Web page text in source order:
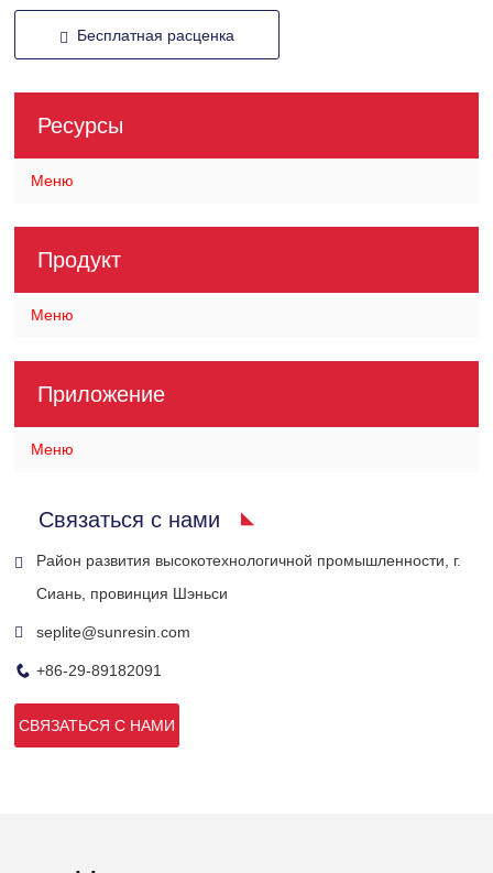
Бесплатная расценка
Ресурсы
Меню
Продукт
Меню
Приложение
Меню
Связаться с нами
Район развития высокотехнологичной промышленности, г.
Сиань, провинция Шэньси
seplite@sunresin.com
+86-29-89182091
СВЯЗАТЬСЯ С НАМИ